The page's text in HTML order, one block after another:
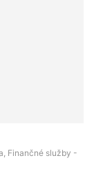
Finančné služby -